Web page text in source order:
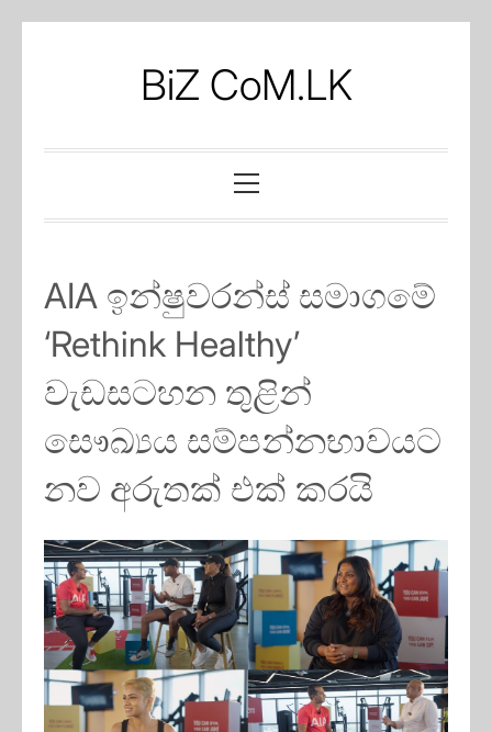
BiZ CoM.LK
Menu
AIA ඉන්ෂුවරන්ස් සමාගමේ
‘Rethink Healthy’
වැඩසටහන තුළින්
සෞඛ්‍යය සම්පන්නභාවයට
නව අරුතක් එක් කරයි